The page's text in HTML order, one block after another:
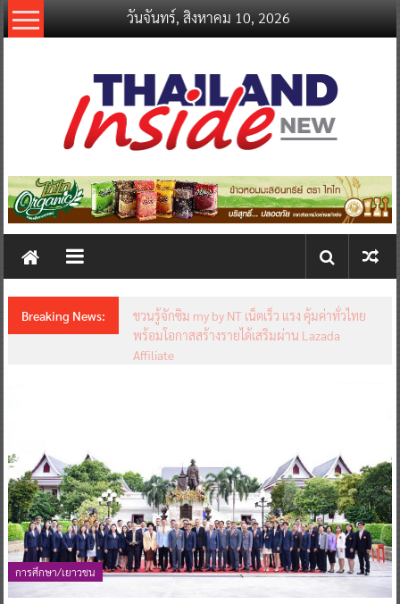
Skip
to
วันจันทร์, สิงหาคม 10, 2026
thailandinsidenew.com
Thailand
New
Breaking News:
ชวนรู้จักซิม my by NT เน็ตเร็ว แรง คุ้มค่าทั่วไทย
พร้อมโอกาสสร้างรายได้เสริมผ่าน Lazada
Affiliate
การศึกษา/เยาวชน